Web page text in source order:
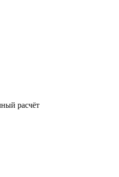
расчёт